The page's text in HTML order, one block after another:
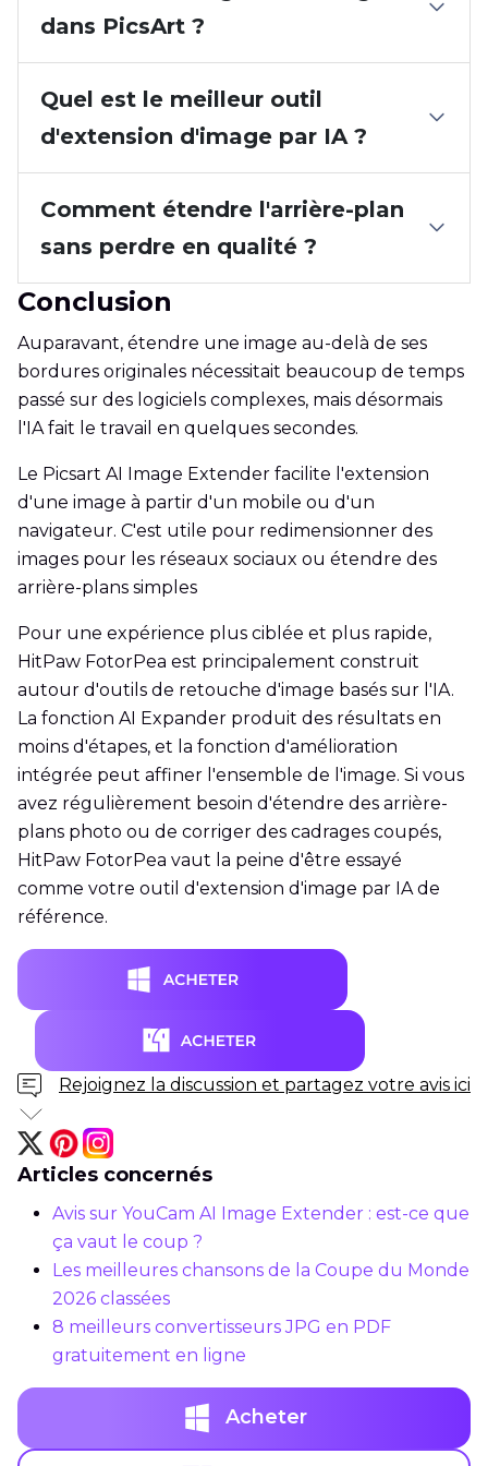
dans PicsArt ?
Quel est le meilleur outil
d'extension d'image par IA ?
Comment étendre l'arrière-plan
sans perdre en qualité ?
Conclusion
Auparavant, étendre une image au-delà de ses
bordures originales nécessitait beaucoup de temps
passé sur des logiciels complexes, mais désormais
l'IA fait le travail en quelques secondes.
Le Picsart AI Image Extender facilite l'extension
d'une image à partir d'un mobile ou d'un
navigateur. C'est utile pour redimensionner des
images pour les réseaux sociaux ou étendre des
arrière-plans simples
Pour une expérience plus ciblée et plus rapide,
HitPaw FotorPea est principalement construit
autour d'outils de retouche d'image basés sur l'IA.
La fonction AI Expander produit des résultats en
moins d'étapes, et la fonction d'amélioration
intégrée peut affiner l'ensemble de l'image. Si vous
avez régulièrement besoin d'étendre des arrière-
plans photo ou de corriger des cadrages coupés,
HitPaw FotorPea vaut la peine d'être essayé
comme votre outil d'extension d'image par IA de
référence.
Rejoignez la discussion et partagez votre avis ici
Articles concernés
Avis sur YouCam AI Image Extender : est-ce que
ça vaut le coup ?
Les meilleures chansons de la Coupe du Monde
2026 classées
8 meilleurs convertisseurs JPG en PDF
gratuitement en ligne
Acheter